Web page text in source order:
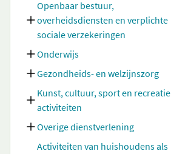
Openbaar bestuur,
overheidsdiensten en verplichte
sociale verzekeringen
Onderwijs
Gezondheids- en welzijnszorg
Kunst, cultuur, sport en recreatie
activiteiten
Overige dienstverlening
Activiteiten van huishoudens als